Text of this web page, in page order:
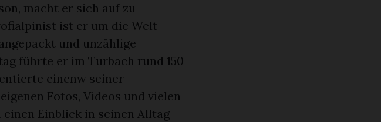
macht er sich auf zu
ist er um die Welt
und unzählige
führte er im Turbach rund 150
einenw seiner
Fotos, Videos und vielen
Einblick in seinen Alltag